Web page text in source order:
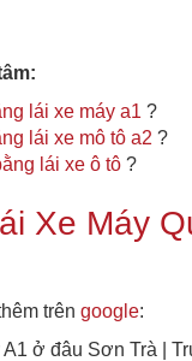
lái xe máy a1 ?
lái xe mô tô a2 ?
lái xe ô tô ?
Xe Máy
trên google:
ở đâu Sơn Trà |